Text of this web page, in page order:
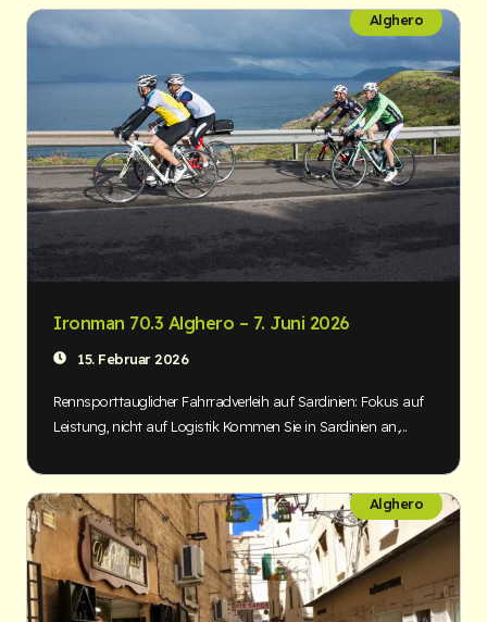
Alghero
Ironman 70.3 Alghero – 7. Juni 2026
15. Februar 2026
Rennsporttauglicher Fahrradverleih auf Sardinien: Fokus auf
Leistung, nicht auf Logistik Kommen Sie in Sardinien an,...
Alghero